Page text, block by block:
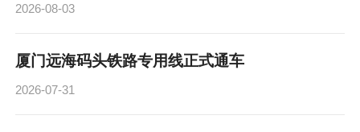
2026-08-03
厦门远海码头铁路专用线正式通车
2026-07-31